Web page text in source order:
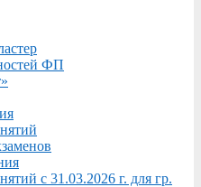
ФП
с 31.03.2026 г. для гр.